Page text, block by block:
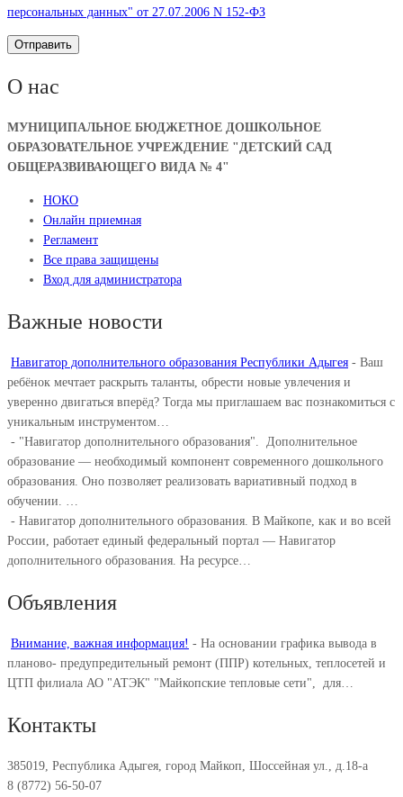
персональных данных" от 27.07.2006 N 152-ФЗ
О нас
МУНИЦИПАЛЬНОЕ БЮДЖЕТНОЕ ДОШКОЛЬНОЕ
ОБРАЗОВАТЕЛЬНОЕ УЧРЕЖДЕНИЕ "ДЕТСКИЙ САД
ОБЩЕРАЗВИВАЮЩЕГО ВИДА № 4"
НОКО
Онлайн приемная
Регламент
Все права защищены
Вход для администратора
Важные новости
Навигатор дополнительного образования Республики Адыгея - Ваш
ребёнок мечтает раскрыть таланты, обрести новые увлечения и
уверенно двигаться вперёд? Тогда мы приглашаем вас познакомиться с
уникальным инструментом…
- "Навигатор дополнительного образования". ⁣ Дополнительное
образование — необходимый компонент современного дошкольного
образования. Оно позволяет реализовать вариативный подход в
обучении. ⁣…
- Навигатор дополнительного образования. В Майкопе, как и во всей
России, работает единый федеральный портал — Навигатор
дополнительного образования. На ресурсе…
Объявления
Внимание, важная информация! - На основании графика вывода в
планово- предупредительный ремонт (ППР) котельных, теплосетей и
ЦТП филиала АО "АТЭК" "Майкопские тепловые сети", для…
Контакты
385019, Республика Адыгея, город Майкоп, Шоссейная ул., д.18-а
8 (8772) 56-50-07